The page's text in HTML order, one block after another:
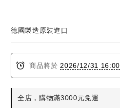
德國製造原裝進口
商品將於2026/12/31 16:00
全店，購物滿3000元免運